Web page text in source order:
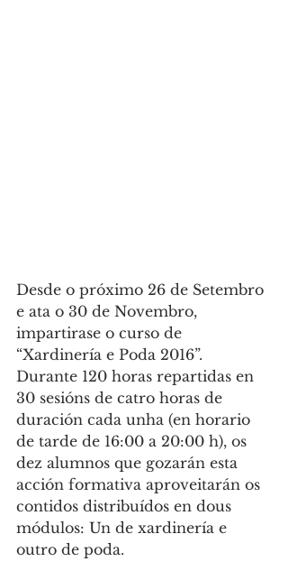
Desde o próximo 26 de Setembro
e ata o 30 de Novembro,
impartirase o curso de
“Xardinería e Poda 2016”.
Durante 120 horas repartidas en
30 sesións de catro horas de
duración cada unha (en horario
de tarde de 16:00 a 20:00 h), os
dez alumnos que gozarán esta
acción formativa aproveitarán os
contidos distribuídos en dous
módulos: Un de xardinería e
outro de poda.